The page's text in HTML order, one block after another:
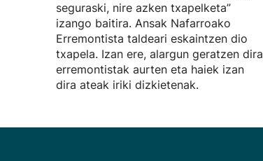
seguraski, nire azken txapelketa”
izango baitira. Ansak Nafarroako
Erremontista taldeari eskaintzen dio
txapela. Izan ere, alargun geratzen dira
erremontistak aurten eta haiek izan
dira ateak iriki dizkietenak.